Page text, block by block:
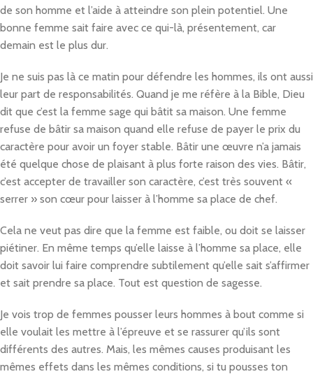
de son homme et l’aide à atteindre son plein potentiel. Une
bonne femme sait faire avec ce qui-là, présentement, car
demain est le plus dur.
Je ne suis pas là ce matin pour défendre les hommes, ils ont aussi
leur part de responsabilités. Quand je me réfère à la Bible, Dieu
dit que c’est la femme sage qui bâtit sa maison. Une femme
refuse de bâtir sa maison quand elle refuse de payer le prix du
caractère pour avoir un foyer stable. Bâtir une œuvre n’a jamais
été quelque chose de plaisant à plus forte raison des vies. Bâtir,
c’est accepter de travailler son caractère, c’est très souvent «
serrer » son cœur pour laisser à l’homme sa place de chef.
Cela ne veut pas dire que la femme est faible, ou doit se laisser
piétiner. En même temps qu’elle laisse à l’homme sa place, elle
doit savoir lui faire comprendre subtilement qu’elle sait s’affirmer
et sait prendre sa place. Tout est question de sagesse.
Je vois trop de femmes pousser leurs hommes à bout comme si
elle voulait les mettre à l’épreuve et se rassurer qu’ils sont
différents des autres. Mais, les mêmes causes produisant les
mêmes effets dans les mêmes conditions, si tu pousses ton